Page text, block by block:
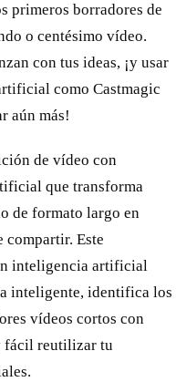
primeros borradores de
o centésimo vídeo.
con tus ideas, ¡y usar
como Castmagic
aún más!
de vídeo con
que transforma
de formato largo en
compartir. Este
inteligencia artificial
inteligente, identifica los
vídeos cortos con
fácil reutilizar tu